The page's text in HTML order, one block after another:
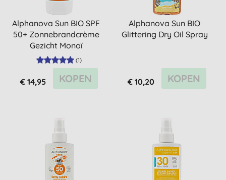
Alphanova Sun BIO SPF
50+ Zonnebrandcrème
Gezicht Monoï
(1)
€ 14,95 KOPEN
Alphanova Sun BIO
Glittering Dry Oil Spray
€ 10,20 KOPEN